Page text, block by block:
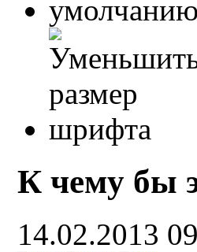
К чему бы
14.02.2013